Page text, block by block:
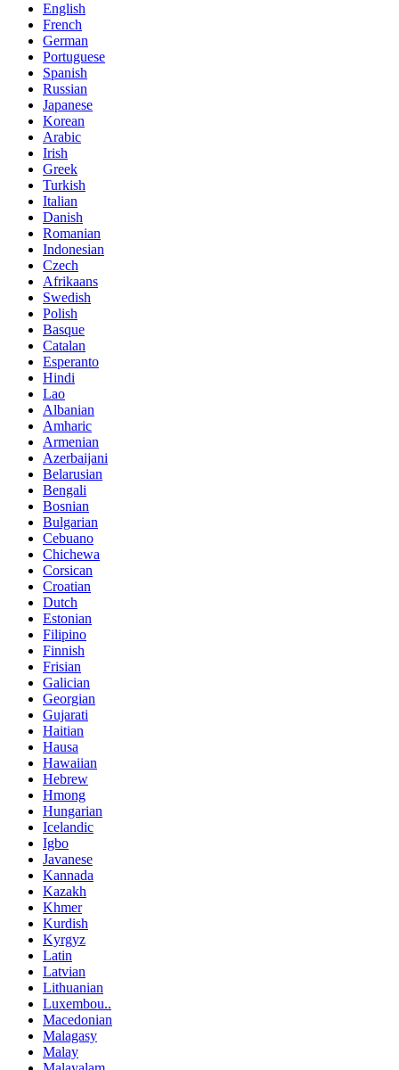
English
French
German
Portuguese
Spanish
Russian
Japanese
Korean
Arabic
Irish
Greek
Turkish
Italian
Danish
Romanian
Indonesian
Czech
Afrikaans
Swedish
Polish
Basque
Catalan
Esperanto
Hindi
Lao
Albanian
Amharic
Armenian
Azerbaijani
Belarusian
Bengali
Bosnian
Bulgarian
Cebuano
Chichewa
Corsican
Croatian
Dutch
Estonian
Filipino
Finnish
Frisian
Galician
Georgian
Gujarati
Haitian
Hausa
Hawaiian
Hebrew
Hmong
Hungarian
Icelandic
Igbo
Javanese
Kannada
Kazakh
Khmer
Kurdish
Kyrgyz
Latin
Latvian
Lithuanian
Luxembou..
Macedonian
Malagasy
Malay